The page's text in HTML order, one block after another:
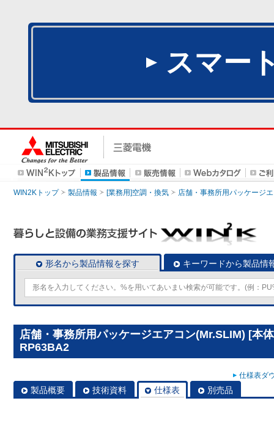
スマー
WIN2Kトップ 製品情報 [業務用]空調・換気 店舗・事務所用パッケージ
形名から製品情報を探す キーワードから製品情
店舗・事務所用パッケージエアコン(Mr.SLIM) [本
RP63BA2
仕様表ダ
製品概要 技術資料 仕様表 別売品